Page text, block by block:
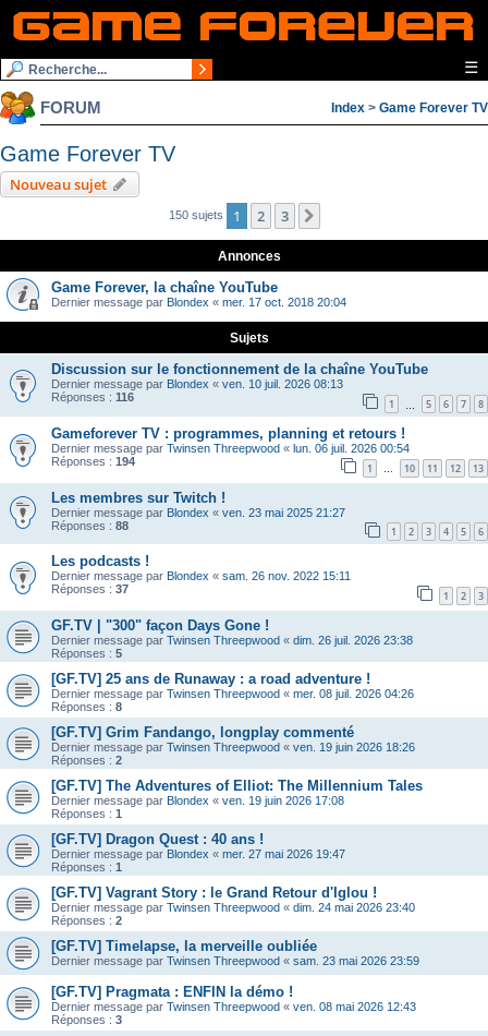
☰
FORUM Index > Game Forever TV
Game Forever TV
Nouveau sujet
150 sujets 1 2 3
Annonces
Game Forever, la chaîne YouTube
Dernier message par Blondex « mer. 17 oct. 2018 20:04
Sujets
Discussion sur le fonctionnement de la chaîne YouTube
Dernier message par Blondex « ven. 10 juil. 2026 08:13
Réponses : 116 1 5 6 7 8
Gameforever TV : programmes, planning et retours !
Dernier message par Twinsen Threepwood « lun. 06 juil. 2026 00:54
Réponses : 194 1 … 10 11 12 13
Les membres sur Twitch !
Dernier message par Blondex « ven. 23 mai 2025 21:27
Réponses : 88 1 2 3 4 5 6
Les podcasts !
Dernier message par Blondex « sam. 26 nov. 2022 15:11
Réponses : 37 1 2 3
GF.TV | "300" façon Days Gone !
Dernier message par Twinsen Threepwood « dim. 26 juil. 2026 23:38
Réponses : 5
[GF.TV] 25 ans de Runaway : a road adventure !
Dernier message par Twinsen Threepwood « mer. 08 juil. 2026 04:26
Réponses : 8
[GF.TV] Grim Fandango, longplay commenté
Dernier message par Twinsen Threepwood « ven. 19 juin 2026 18:26
Réponses : 2
[GF.TV] The Adventures of Elliot: The Millennium Tales
Dernier message par Blondex « ven. 19 juin 2026 17:08
Réponses : 1
[GF.TV] Dragon Quest : 40 ans !
Dernier message par Blondex « mer. 27 mai 2026 19:47
Réponses : 1
[GF.TV] Vagrant Story : le Grand Retour d'Iglou !
Dernier message par Twinsen Threepwood « dim. 24 mai 2026 23:40
Réponses : 2
[GF.TV] Timelapse, la merveille oubliée
Dernier message par Twinsen Threepwood « sam. 23 mai 2026 23:59
[GF.TV] Pragmata : ENFIN la démo !
Dernier message par Twinsen Threepwood « ven. 08 mai 2026 12:43
Réponses : 3